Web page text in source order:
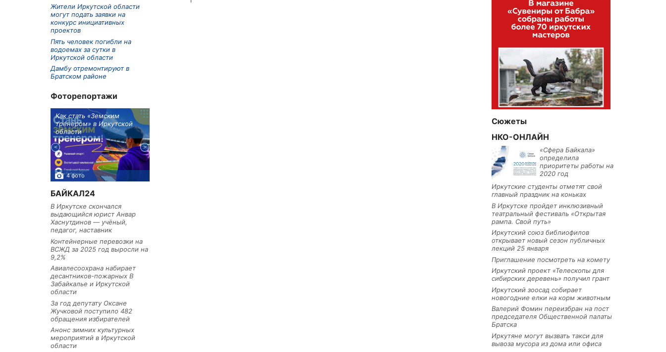
Жители Иркутской области
могут подать заявки на
конкурс инициативных
проектов
Пять человек погибли на
водоемах за сутки в
Иркутской области
Дамбу отремонтируют в
Братском районе
Фоторепортажи
Как стать «Земским
тренером» в Иркутской
области
4 фото
БАЙКАЛ24
В Иркутске скончался
выдающийся юрист Анвар
Хаснутдинов — учёный,
педагог, наставник
Контейнерные перевозки на
ВСЖД за 2025 год выросли на
9,2%
Авиалесоохрана набирает
десантников-пожарных В
Забайкалье и Иркутской
области
За год депутату Оксане
Жучковой поступило 482
обращения избирателей
Анонс зимних культурных
мероприятий в Иркутской
области
Сюжеты
НКО-ОНЛАЙН
«Сфера Байкала»
определила
приоритеты работы на
2020 год
Иркутские студенты отметят свой
главный праздник на коньках
В Иркутске пройдет инклюзивный
театральный фестиваль «Открытая
рампа. Свой путь»
Иркутский союз библиофилов
открывает новый сезон публичных
лекций 25 января
Приглашение посмотреть на комету
Иркутский проект «Телескопы для
сибирских деревень» получил грант
Иркутский зоосад собирает
новогодние елки на корм животным
Валерий Фомин переизбран на пост
председателя Общественной палаты
Братска
Иркутяне могут вызвать такси для
вывоза мусора из дома или офиса